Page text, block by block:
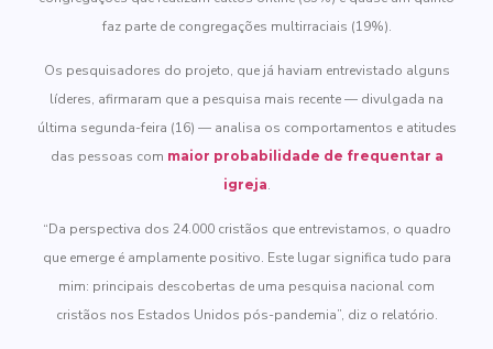
faz parte de congregações multirraciais (19%).
Os pesquisadores do projeto, que já haviam entrevistado alguns
líderes, afirmaram que a pesquisa mais recente — divulgada na
última segunda-feira (16) — analisa os comportamentos e atitudes
das pessoas com maior probabilidade de frequentar a
igreja.
“Da perspectiva dos 24.000 cristãos que entrevistamos, o quadro
que emerge é amplamente positivo. Este lugar significa tudo para
mim: principais descobertas de uma pesquisa nacional com
cristãos nos Estados Unidos pós-pandemia”, diz o relatório.